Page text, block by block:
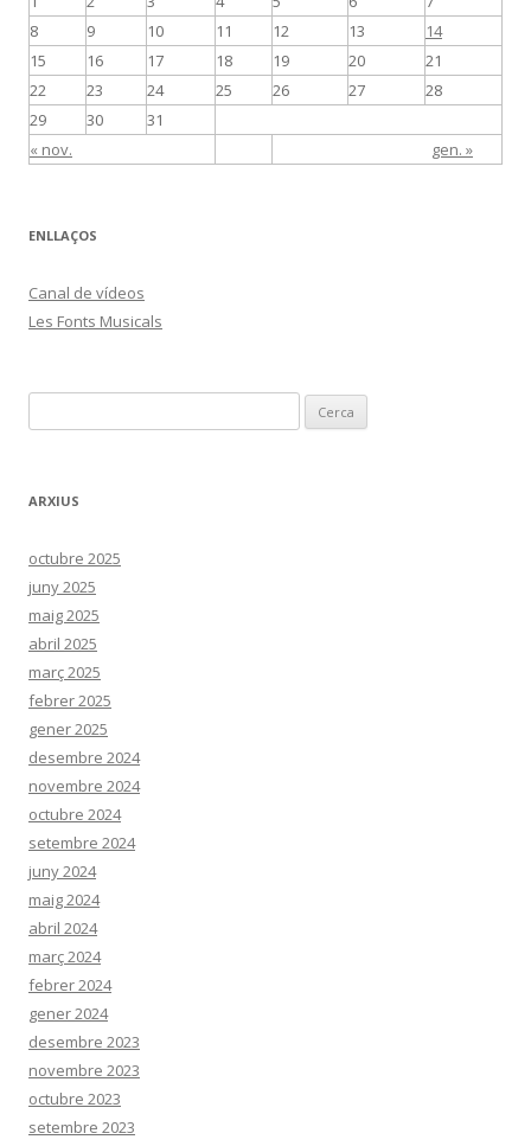
« nov. gen. »
8
9 10 11 12 13
14
15
16 17 18 19 20
21
22
23 24 25 26 27
28
29
30 31
ENLLAÇOS
Canal de vídeos
Les Fonts Musicals
e
ARXIUS
octubre 2025
juny 2025
maig 2025
abril 2025
març 2025
febrer 2025
gener 2025
desembre 2024
novembre 2024
octubre 2024
setembre 2024
juny 2024
maig 2024
abril 2024
març 2024
febrer 2024
gener 2024
desembre 2023
novembre 2023
octubre 2023
setembre 2023